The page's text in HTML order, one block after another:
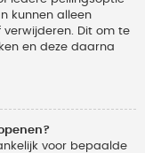
kunnen alleen
Dit om te
en deze daarna
voor bepaalde